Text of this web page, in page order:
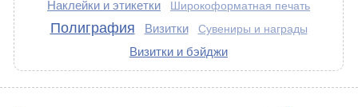
Наклейки и этикетки Широкоформатная печать
Полиграфия Визитки Сувениры и награды
Визитки и бэйджи